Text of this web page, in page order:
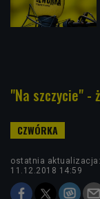
"Na szczycie" -
ostatnia aktualizacja:
11.12.2018 14:59